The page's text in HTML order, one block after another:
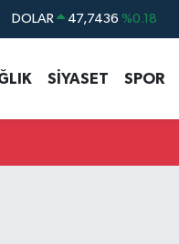
DOLAR 47,7436 %0.18
STERLİN 64,4811 %0.38
ALTIN 6660.55 %0.03
SİYASET SPOR